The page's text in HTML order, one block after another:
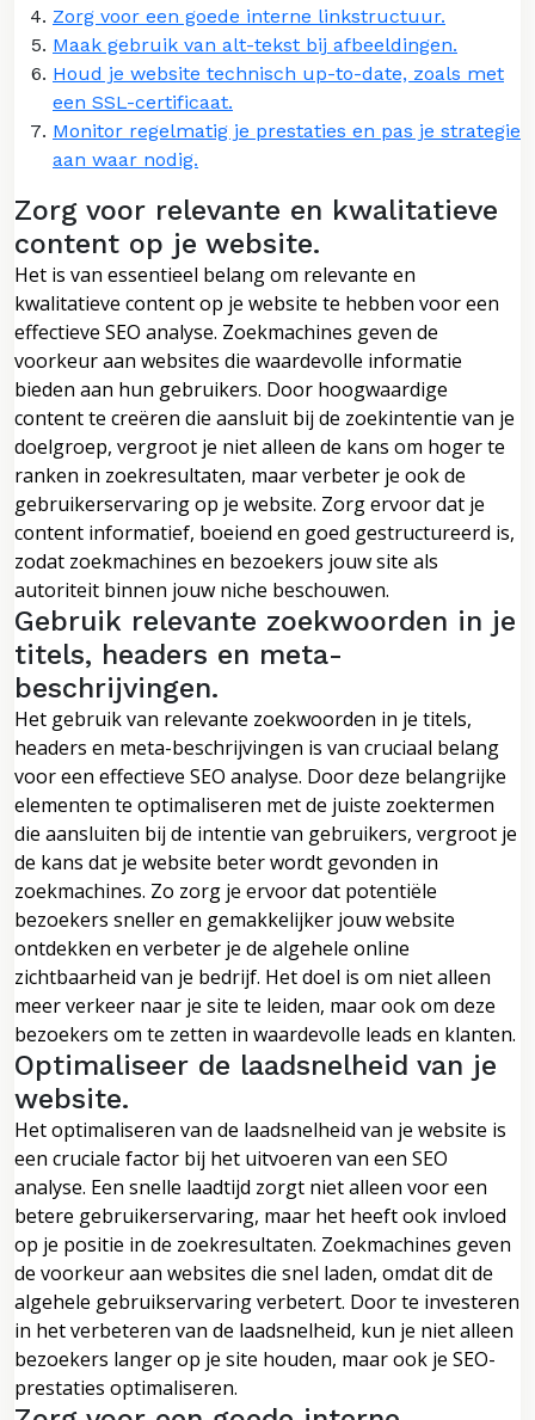
Zorg voor een goede interne linkstructuur.
Maak gebruik van alt-tekst bij afbeeldingen.
Houd je website technisch up-to-date, zoals met
een SSL-certificaat.
Monitor regelmatig je prestaties en pas je strategie
aan waar nodig.
Zorg voor relevante en kwalitatieve
content op je website.
Het is van essentieel belang om relevante en
kwalitatieve content op je website te hebben voor een
effectieve SEO analyse. Zoekmachines geven de
voorkeur aan websites die waardevolle informatie
bieden aan hun gebruikers. Door hoogwaardige
content te creëren die aansluit bij de zoekintentie van je
doelgroep, vergroot je niet alleen de kans om hoger te
ranken in zoekresultaten, maar verbeter je ook de
gebruikerservaring op je website. Zorg ervoor dat je
content informatief, boeiend en goed gestructureerd is,
zodat zoekmachines en bezoekers jouw site als
autoriteit binnen jouw niche beschouwen.
Gebruik relevante zoekwoorden in je
titels, headers en meta-
beschrijvingen.
Het gebruik van relevante zoekwoorden in je titels,
headers en meta-beschrijvingen is van cruciaal belang
voor een effectieve SEO analyse. Door deze belangrijke
elementen te optimaliseren met de juiste zoektermen
die aansluiten bij de intentie van gebruikers, vergroot je
de kans dat je website beter wordt gevonden in
zoekmachines. Zo zorg je ervoor dat potentiële
bezoekers sneller en gemakkelijker jouw website
ontdekken en verbeter je de algehele online
zichtbaarheid van je bedrijf. Het doel is om niet alleen
meer verkeer naar je site te leiden, maar ook om deze
bezoekers om te zetten in waardevolle leads en klanten.
Optimaliseer de laadsnelheid van je
website.
Het optimaliseren van de laadsnelheid van je website is
een cruciale factor bij het uitvoeren van een SEO
analyse. Een snelle laadtijd zorgt niet alleen voor een
betere gebruikerservaring, maar het heeft ook invloed
op je positie in de zoekresultaten. Zoekmachines geven
de voorkeur aan websites die snel laden, omdat dit de
algehele gebruikservaring verbetert. Door te investeren
in het verbeteren van de laadsnelheid, kun je niet alleen
bezoekers langer op je site houden, maar ook je SEO-
prestaties optimaliseren.